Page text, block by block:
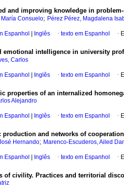
and improving knowledge in
Consuelo; Pérez Pérez, Magdalena
Espanhol Inglês · texto em Espanhol ·
emotional intelligence in university
Carlos
Espanhol Inglês · texto em Espanhol ·
properties of an internalized
Alejandro
Espanhol Inglês · texto em Espanhol ·
production and networks of
Hernando; Marenco-Escuderos, Ailed
Espanhol Inglês · texto em Espanhol ·
of civility. Practices and territorial